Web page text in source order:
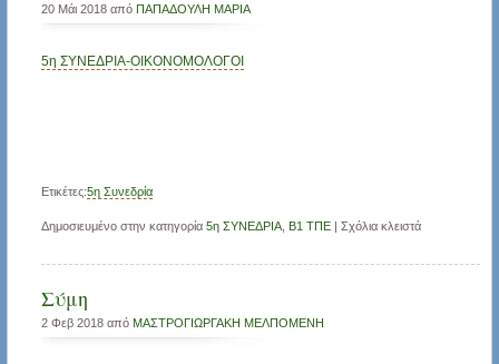
20 Μάι 2018 από ΠΑΠΑΔΟΥΛΗ ΜΑΡΙΑ
5η ΣΥΝΕΔΡΙΑ-ΟΙΚΟΝΟΜΟΛΟΓΟΙ
Ετικέτες:5η Συνεδρία
Δημοσιευμένο στην κατηγορία 5η ΣΥΝΕΔΡΙΑ, Β1 ΤΠΕ| Σχόλια κλειστά
Σύμη
2 Φεβ 2018 από ΜΑΣΤΡΟΓΙΩΡΓΑΚΗ ΜΕΛΠΟΜΕΝΗ